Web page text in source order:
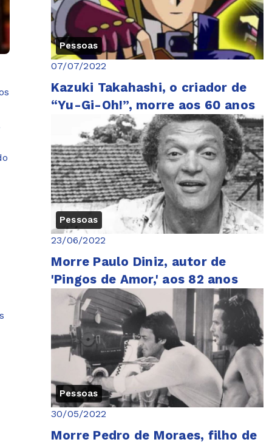
Pessoas
07/07/2022
Kazuki Takahashi, o criador de
“Yu-Gi-Oh!”, morre aos 60 anos
Pessoas
23/06/2022
Morre Paulo Diniz, autor de
'Pingos de Amor,' aos 82 anos
Pessoas
30/05/2022
Morre Pedro de Moraes, filho de